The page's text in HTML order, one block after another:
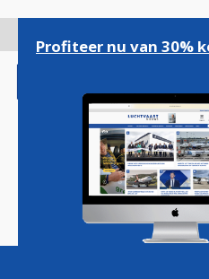
gaan
Magazine
Profiteer nu van 30%